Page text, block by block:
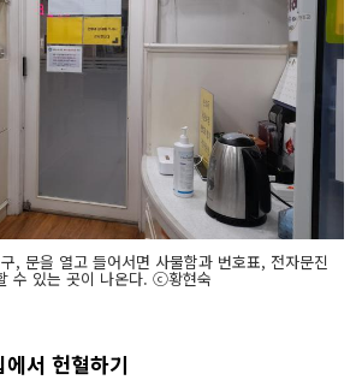
, 문을 열고 들어서면 사물함과 번호표, 전자문진
수 있는 곳이 나온다. ⓒ황현숙
서 헌혈하기